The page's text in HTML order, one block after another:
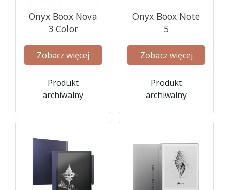
Onyx Boox Nova
3 Color
Zobacz więcej
Produkt
archiwalny
Onyx Boox Note
5
Zobacz więcej
Produkt
archiwalny